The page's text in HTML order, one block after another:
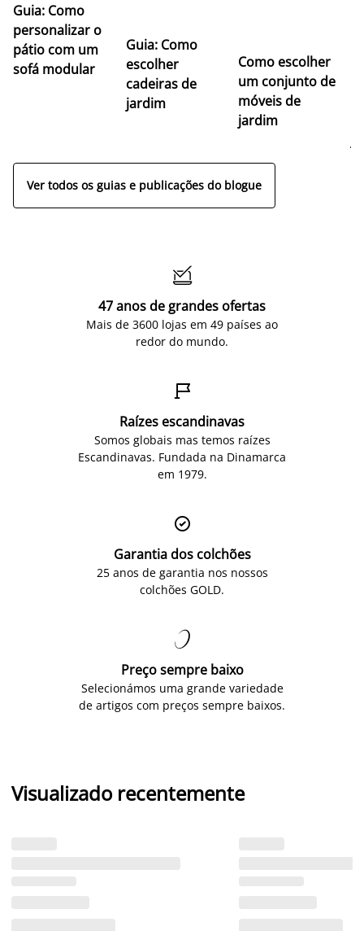
Guia: Como
personalizar o
pátio com um
sofá modular
Guia: Como
escolher
cadeiras de
jardim
Como escolher
um conjunto de
móveis de
jardim
Ver todos os guias e publicações do blogue

47 anos de grandes ofertas
Mais de 3600 lojas em 49 países ao
redor do mundo.

Raízes escandinavas
Somos globais mas temos raízes
Escandinavas. Fundada na Dinamarca
em 1979.

Garantia dos colchões
25 anos de garantia nos nossos
colchões GOLD.

Preço sempre baixo
Selecionámos uma grande variedade
de artigos com preços sempre baixos.
Visualizado recentemente